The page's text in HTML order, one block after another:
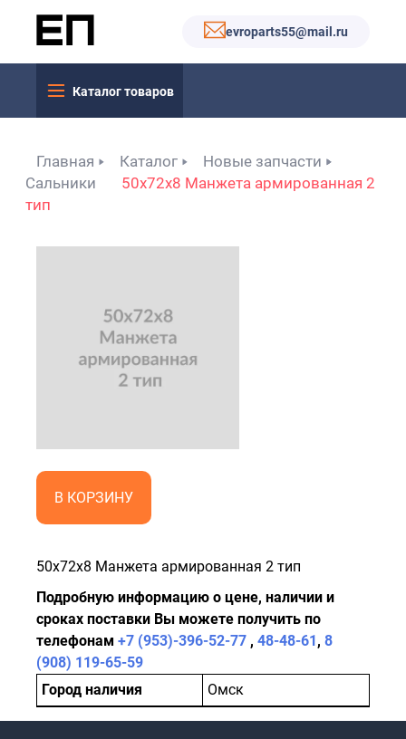
evroparts55@mail.ru
Каталог товаров
Главная Каталог
Новые запчасти
Сальники
50x72x8 Манжета армированная 2
тип
В КОРЗИНУ
50x72x8 Манжета армированная 2 тип
Подробную информацию о цене, наличии и
сроках поставки Вы можете получить по
телефонам +7 (953)-396-52-77 , 48-48-61, 8
(908) 119-65-59
Город наличия
Омск